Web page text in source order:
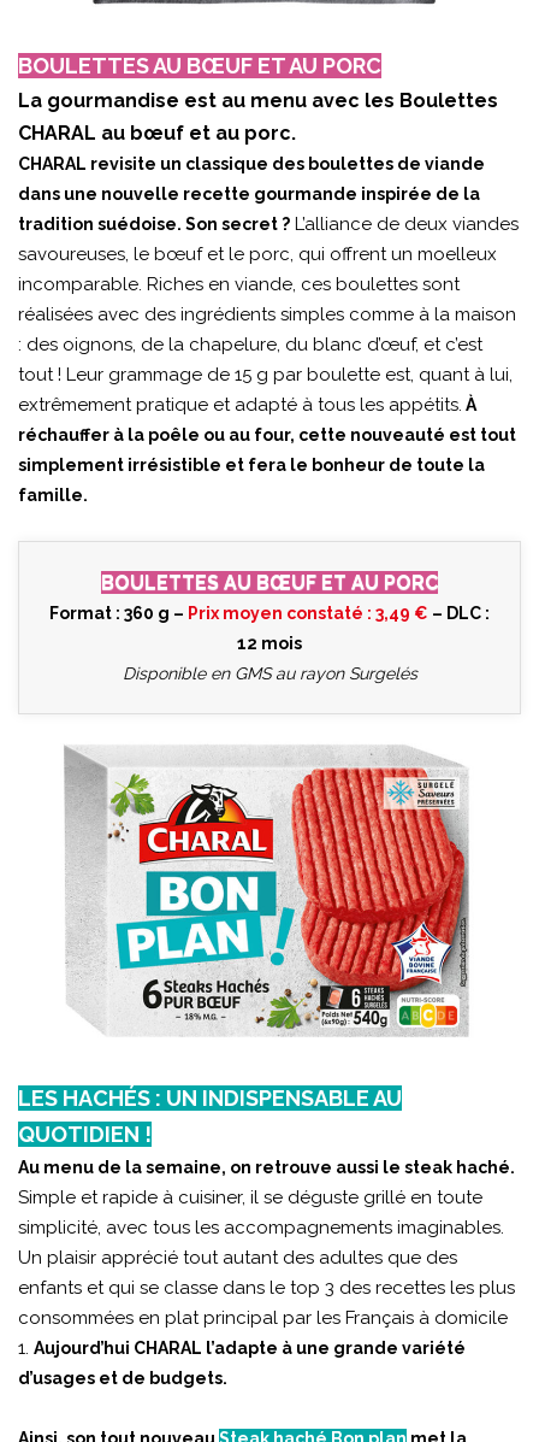
BOULETTES AU BŒUF ET AU PORC
La gourmandise est au menu avec les Boulettes
CHARAL au bœuf et au porc.
CHARAL revisite un classique des boulettes de viande
dans une nouvelle recette gourmande inspirée de la
tradition suédoise. Son secret ? L’alliance de deux viandes
savoureuses, le bœuf et le porc, qui offrent un moelleux
incomparable. Riches en viande, ces boulettes sont
réalisées avec des ingrédients simples comme à la maison
: des oignons, de la chapelure, du blanc d’œuf, et c’est
tout ! Leur grammage de 15 g par boulette est, quant à lui,
extrêmement pratique et adapté à tous les appétits. À
réchauffer à la poêle ou au four, cette nouveauté est tout
simplement irrésistible et fera le bonheur de toute la
famille.
BOULETTES AU BŒUF ET AU PORC
Format : 360 g – Prix moyen constaté : 3,49 € – DLC :
12 mois
Disponible en GMS au rayon Surgelés
LES HACHÉS : UN INDISPENSABLE AU
QUOTIDIEN !
Au menu de la semaine, on retrouve aussi le steak haché.
Simple et rapide à cuisiner, il se déguste grillé en toute
simplicité, avec tous les accompagnements imaginables.
Un plaisir apprécié tout autant des adultes que des
enfants et qui se classe dans le top 3 des recettes les plus
consommées en plat principal par les Français à domicile
1. Aujourd’hui CHARAL l’adapte à une grande variété
d’usages et de budgets.